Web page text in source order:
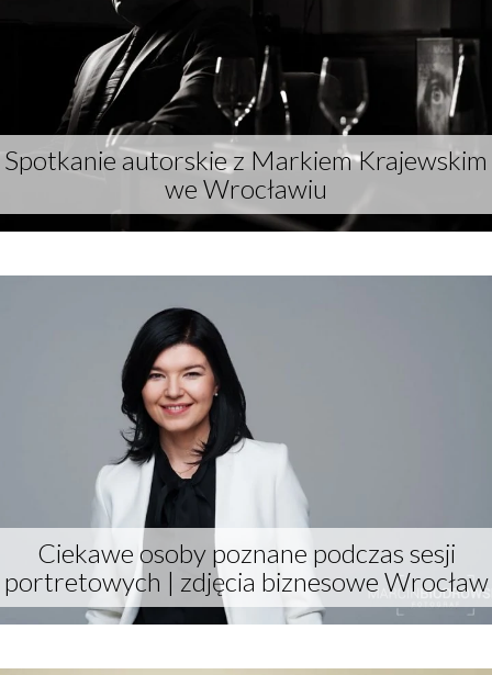
Spotkanie autorskie z Markiem Krajewskim
we Wrocławiu
Ciekawe osoby poznane podczas sesji
portretowych | zdjęcia biznesowe Wrocław